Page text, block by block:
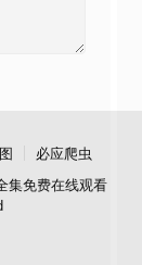
必应爬虫
集免费在线观看